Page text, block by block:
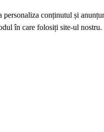
conținutul și
în care folosiți site-ul nostru.